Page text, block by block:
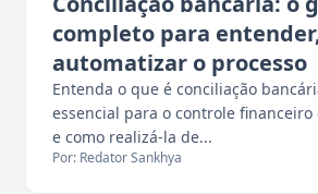
completo para
automatizar o processo
Entenda o que é conciliação
essencial para o controle financeiro
e como realizá-la de...
Por: Redator Sankhya